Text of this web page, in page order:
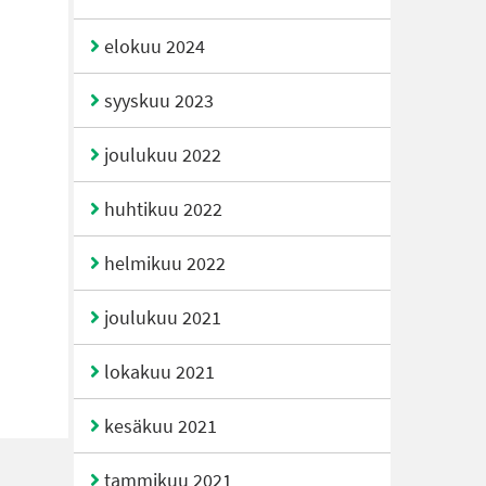
elokuu 2024
syyskuu 2023
joulukuu 2022
huhtikuu 2022
helmikuu 2022
joulukuu 2021
lokakuu 2021
kesäkuu 2021
tammikuu 2021